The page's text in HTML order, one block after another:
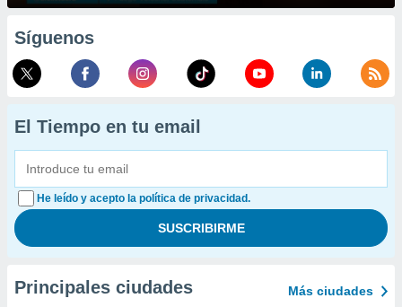
Síguenos
El Tiempo en tu email
He leído y acepto la política de privacidad.
Principales ciudades Más ciudades